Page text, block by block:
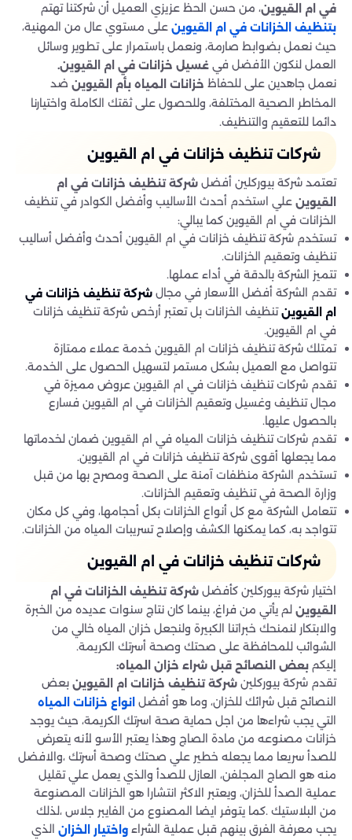
في ام القيوين، من حسن الحظ عزيزي العميل أن شركتنا تهتم
بتنظيف الخزانات في ام القيوين على مستوي عال من المهنية،
حيث نعمل بضوابط صارمة، ونعمل باستمرار على تطوير وسائل
العمل لنكون الأفضل في غسيل خزانات في ام القيوين.
نعمل جاهدين على للحفاظ خزانات المياه بأم القيوين ضد
المخاطر الصحية المختلفة، وللحصول على ثقتك الكاملة واختيارنا
دائما للتعقيم والتنظيف.
شركات تنظيف خزانات في ام القيوين
تعتمد شركة بيوركلين أفضل شركة تنظيف خزانات في ام
القيوين علي استخدم أحدث الأساليب وأفضل الكوادر في تنظيف
الخزانات في ام القيوين كما يبالي:
تستخدم شركة تنظيف خزانات في ام القيوين أحدث وأفضل أساليب
تنظيف وتعقيم الخزانات.
تتميز الشركة بالدقة في أداء عملها.
تقدم الشركة أفضل الأسعار في مجال شركة تنظيف خزانات في
ام القيوينتنظيف الخزانات بل تعتبر أرخص شركة تنظيف خزانات
في ام القيوين.
تمتلك شركة تنظيف خزانات ام القيوين خدمة عملاء ممتازة
تتواصل مع العميل بشكل مستمر لتسهيل الحصول على الخدمة.
تقدم شركات تنظيف خزانات في ام القيوين عروض مميزة في
مجال تنظيف وغسيل وتعقيم الخزانات في ام القيوين فسارع
بالحصول عليها.
تقدم شركات تنظيف خزانات المياه في ام القيوين ضمان لخدماتها
مما يجعلها أقوى شركة تنظيف خزانات في ام القيوين.
تستخدم الشركة منظفات آمنة على الصحة ومصرح بها من قبل
وزارة الصحة في تنظيف وتعقيم الخزانات.
تتعامل الشركة مع كل أنواع الخزانات بكل أحجامها، وفي كل مكان
تتواجد به، كما يمكنها الكشف وإصلاح تسريبات المياه من الخزانات.
شركات تنظيف خزانات في ام القيوين
اختيار شركة بيوركلين كأفضل شركة تنظيف الخزانات في ام
القيوين لم يأتي من فراغ، بينما كان نتاج سنوات عديده من الخبرة
والابتكار لنمنحك خبراتنا الكبيرة ولنجعل خزان المياه خالي من
الشوائب للمحافظة على صحتك وصحة أسرتك الكريمة.
إليكم بعض النصائح قبل شراء خزان المياه:
تقدم شركة بيوركلين شركة تنظيف خزانات ام القيوين بعض
النصائح قبل شرائك للخزان، وما هو أفضل انواع خزانات المياه
التي يجب شراءها من اجل حماية صحة اسرتك الكريمة، حيث يوجد
خزانات مصنوعه من مادة الصاج وهذا يعتبر الأسو لأنه يتعرض
للصدأ سريعا مما يجعله خطير علي صحتك وصحة أسرتك ،والافضل
منه هو الصاج المجلفن، العازل للصدأ والذي يعمل علي تقليل
عملية الصدأ للخزان، ويعتبر الاكثر انتشارا هو الخزانات المصنوعة
من البلاستيك .كما يتوفر ايضا المصنوع من الفايبر جلاس ،لذلك
يجب معرفة الفرق بينهم قبل عملية الشراء واختيار الخزان الذي